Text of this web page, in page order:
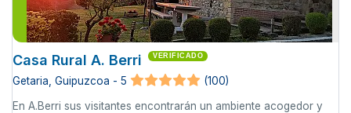
Casa Rural A. Berri VERIFICADO
Getaria, Guipuzcoa - 5 (100)
En A.Berri sus visitantes encontrarán un ambiente acogedor y